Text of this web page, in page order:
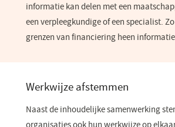
informatie kan delen met een
een verpleegkundige of een specialist.
grenzen van financiering heen
Werkwijze afstemmen
Naast de inhoudelijke samenwerking
organisaties ook hun werkwijze op